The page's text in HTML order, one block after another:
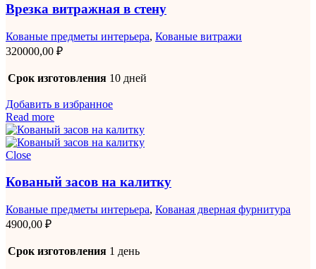
Врезка витражная в стену
Кованые предметы интерьера, Кованые витражи
320000,00 ₽
Срок изготовления 10 дней
Добавить в избранное
Read more
Close
Кованый засов на калитку
Кованые предметы интерьера, Кованая дверная фурнитура
4900,00 ₽
Срок изготовления 1 день